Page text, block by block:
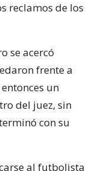
reclamos de los
se acercó
frente a
un
del juez, sin
con su
al futbolista